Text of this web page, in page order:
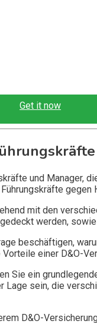
Get it now
und Manager,
mit den
werden,
beschäftigen,
einer D&O-
Sie ein
Lage sein, die
D&O-